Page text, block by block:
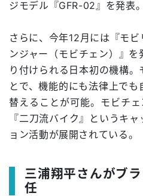
ジモデル『GFR-02』を発表。
さらに、今年12月には『モ
ンジャー（モビチェン）』
り付けられる日本初の機構
とで、機能的にも法律上で
替えることが可能。モビチ
『二刀流バイク』というキ
ョン活動が展開されている。
三浦翔平さんがブ
任